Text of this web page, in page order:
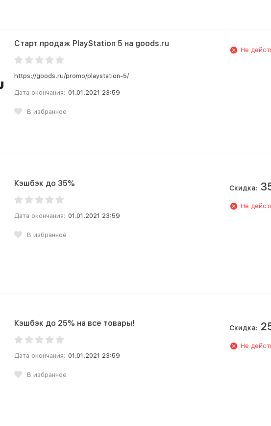
Старт продаж PlayStation 5 на goods.ru
https://goods.ru/promo/playstation-5/
Дата окончания: 01.01.2021 23:59
В избранное
Не
Кэшбэк до 35%
Дата окончания: 01.01.2021 23:59
В избранное
Скидка:
Не
Кэшбэк до 25% на все товары!
Дата окончания: 01.01.2021 23:59
В избранное
Скидка:
Не